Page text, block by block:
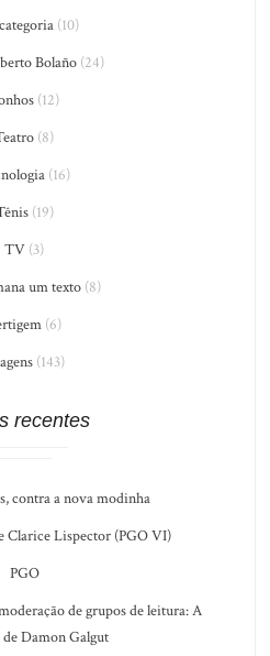
(10)
Bolaño (24)
(12)
(8)
(16)
(19)
TV (3)
um texto (8)
(6)
(143)
recentes
contra a nova modinha
Clarice Lispector (PGO VI)
PGO
de grupos de leitura: A
de Damon Galgut